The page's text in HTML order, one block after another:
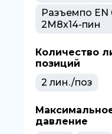
Разъемпо EN
2M8x14-пин
Количество
позиций
2 лин./поз
давление